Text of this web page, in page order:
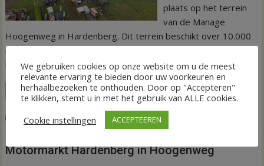
plaats op het terrein
van de Manage
Hoogenweg in Hardenberg. Dit terrein beschikt over 10.000
m2 waar handelaren en liefhebbers hun motor en
brommeronderdelen kunnen aanbieden.
LEES MEER
Nieuws Gasschoeve Hoogenweg,Manege
Motormarkt Hardenberg in Hoogenweg
We gebruiken cookies op onze website om u de meest
relevante ervaring te bieden door uw voorkeuren en
herhaalbezoeken te onthouden. Door op "Accepteren"
te klikken, stemt u in met het gebruik van ALLE cookies.
Cookie instellingen
ACCEPTEEREN